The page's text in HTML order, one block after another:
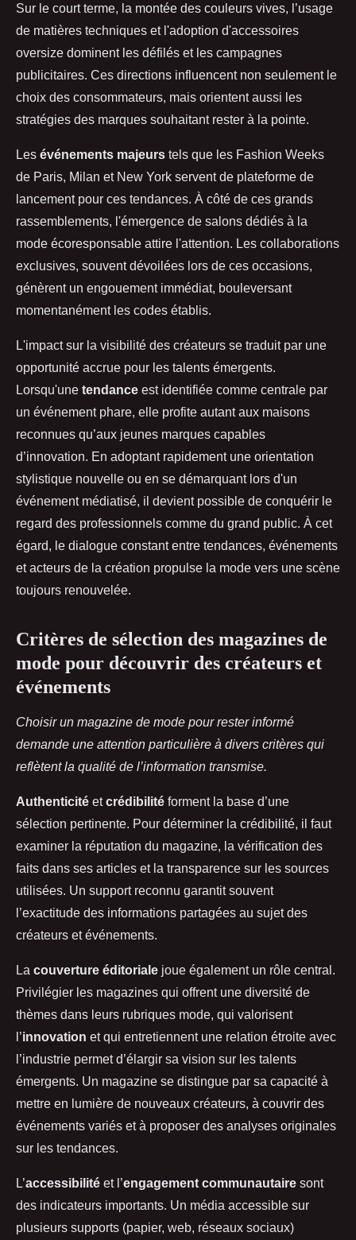
Sur le court terme, la montée des couleurs vives, l’usage
de matières techniques et l'adoption d'accessoires
oversize dominent les défilés et les campagnes
publicitaires. Ces directions influencent non seulement le
choix des consommateurs, mais orientent aussi les
stratégies des marques souhaitant rester à la pointe.
Les événements majeurs tels que les Fashion Weeks
de Paris, Milan et New York servent de plateforme de
lancement pour ces tendances. À côté de ces grands
rassemblements, l'émergence de salons dédiés à la
mode écoresponsable attire l'attention. Les collaborations
exclusives, souvent dévoilées lors de ces occasions,
génèrent un engouement immédiat, bouleversant
momentanément les codes établis.
L'impact sur la visibilité des créateurs se traduit par une
opportunité accrue pour les talents émergents.
Lorsqu'une tendance est identifiée comme centrale par
un événement phare, elle profite autant aux maisons
reconnues qu’aux jeunes marques capables
d’innovation. En adoptant rapidement une orientation
stylistique nouvelle ou en se démarquant lors d'un
événement médiatisé, il devient possible de conquérir le
regard des professionnels comme du grand public. À cet
égard, le dialogue constant entre tendances, événements
et acteurs de la création propulse la mode vers une scène
toujours renouvelée.
Critères de sélection des magazines de
mode pour découvrir des créateurs et
événements
Choisir un magazine de mode pour rester informé
demande une attention particulière à divers critères qui
reflètent la qualité de l’information transmise.
Authenticité etcrédibilité forment la base d’une
sélection pertinente. Pour déterminer la crédibilité, il faut
examiner la réputation du magazine, la vérification des
faits dans ses articles et la transparence sur les sources
utilisées. Un support reconnu garantit souvent
l’exactitude des informations partagées au sujet des
créateurs et événements.
La couverture éditoriale joue également un rôle central.
Privilégier les magazines qui offrent une diversité de
thèmes dans leurs rubriques mode, qui valorisent
l’innovation et qui entretiennent une relation étroite avec
l’industrie permet d’élargir sa vision sur les talents
émergents. Un magazine se distingue par sa capacité à
mettre en lumière de nouveaux créateurs, à couvrir des
événements variés et à proposer des analyses originales
sur les tendances.
L’accessibilité et l’engagement communautaire sont
des indicateurs importants. Un média accessible sur
plusieurs supports (papier, web, réseaux sociaux)